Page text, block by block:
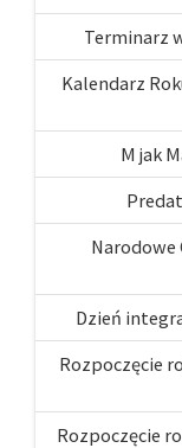
Terminarz
Kalendarz
M jak
Dzień
Rozpoczęcie
Rozpoczęcie